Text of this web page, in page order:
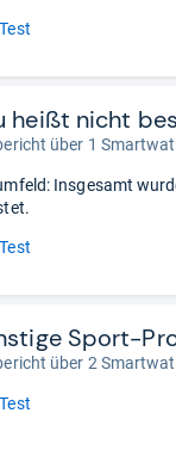
heißt nicht
über 1
Insgesamt
Sport-
über 2